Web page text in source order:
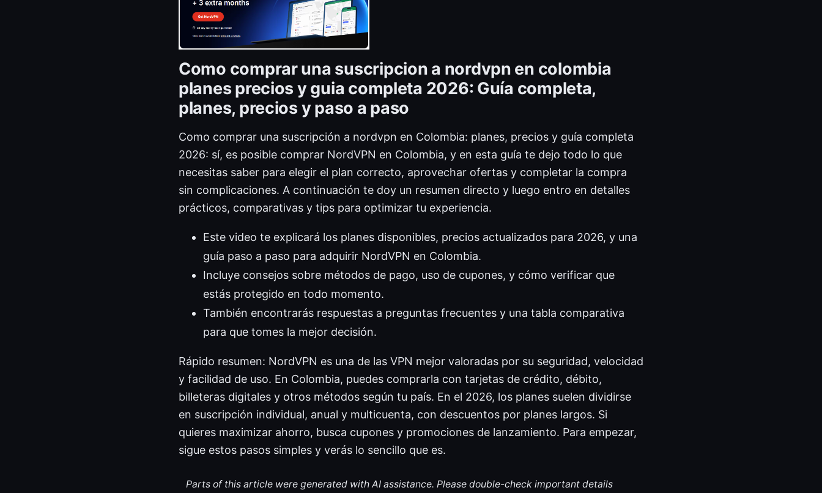
Como comprar una suscripcion a nordvpn en colombia
planes precios y guia completa 2026: Guía completa,
planes, precios y paso a paso
Como comprar una suscripción a nordvpn en Colombia: planes, precios y guía completa
2026: sí, es posible comprar NordVPN en Colombia, y en esta guía te dejo todo lo que
necesitas saber para elegir el plan correcto, aprovechar ofertas y completar la compra
sin complicaciones. A continuación te doy un resumen directo y luego entro en detalles
prácticos, comparativas y tips para optimizar tu experiencia.
Este video te explicará los planes disponibles, precios actualizados para 2026, y una
guía paso a paso para adquirir NordVPN en Colombia.
Incluye consejos sobre métodos de pago, uso de cupones, y cómo verificar que
estás protegido en todo momento.
También encontrarás respuestas a preguntas frecuentes y una tabla comparativa
para que tomes la mejor decisión.
Rápido resumen: NordVPN es una de las VPN mejor valoradas por su seguridad, velocidad
y facilidad de uso. En Colombia, puedes comprarla con tarjetas de crédito, débito,
billeteras digitales y otros métodos según tu país. En el 2026, los planes suelen dividirse
en suscripción individual, anual y multicuenta, con descuentos por planes largos. Si
quieres maximizar ahorro, busca cupones y promociones de lanzamiento. Para empezar,
sigue estos pasos simples y verás lo sencillo que es.
Parts of this article were generated with AI assistance. Please double-check important details